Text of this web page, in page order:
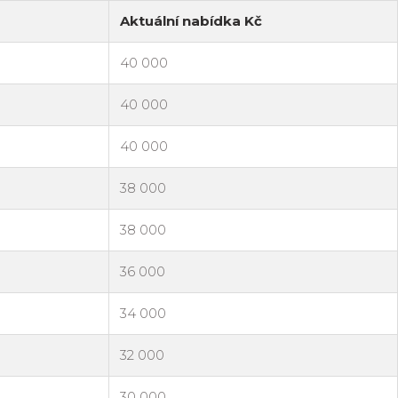
Aktuální nabídka Kč
40 000
40 000
40 000
38 000
38 000
36 000
34 000
32 000